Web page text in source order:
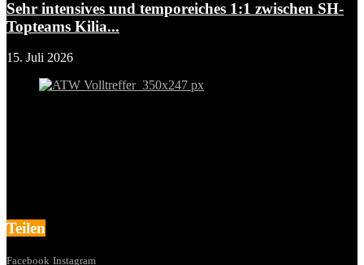
Sehr intensives und temporeiches 1:1 zwischen SH-
Topteams Kilia...
15. Juli 2026
Teilen
Facebook Instagram